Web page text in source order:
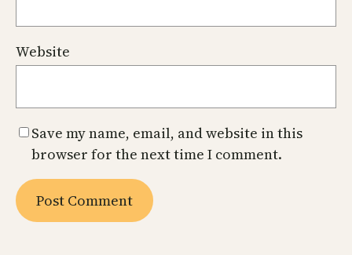
Website
Save my name, email, and website in this
browser for the next time I comment.